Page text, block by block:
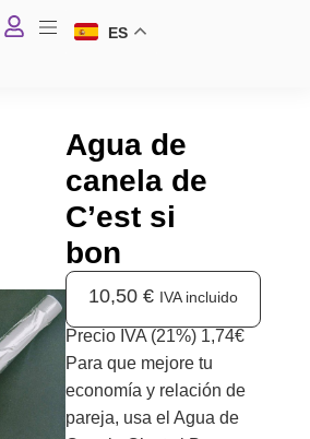
ES
Agua de
canela de
C’est si
bon
10,50 € IVA incluido
Precio IVA (21%) 1,74€
Para que mejore tu
economía y relación de
pareja, usa el Agua de